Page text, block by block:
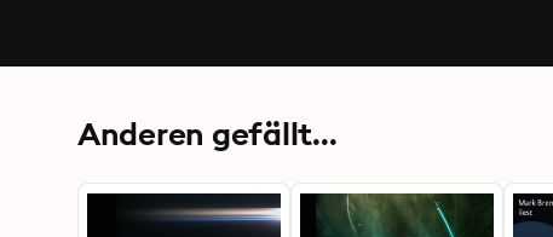
Anderen gefällt...